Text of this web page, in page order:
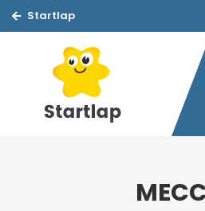
Startlap